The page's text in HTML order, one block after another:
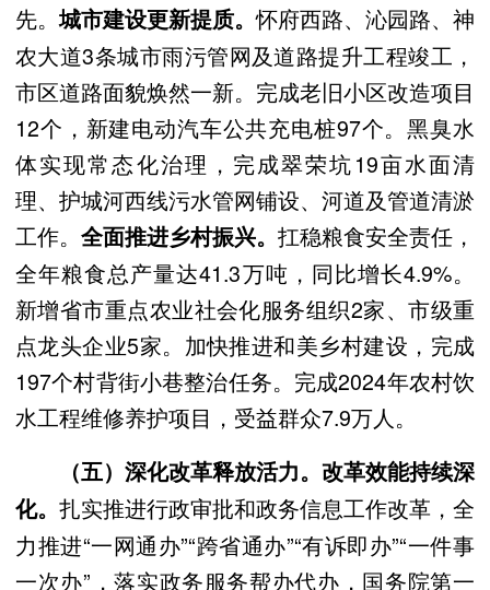
先。城市建设更新提质。怀府西路、沁园路、神
农大道3条城市雨污管网及道路提升工程竣工，
市区道路面貌焕然一新。完成老旧小区改造项目
12个，新建电动汽车公共充电桩97个。黑臭水
体实现常态化治理，完成翠荣坑19亩水面清
理、护城河西线污水管网铺设、河道及管道清淤
工作。 全面推进乡村振兴。 扛稳粮食安全责任，
全年粮食总产量达41.3万吨，同比增长4.9%。
新增省市重点农业社会化服务组织2家、市级重
点龙头企业5家。加快推进和美乡村建设，完成
197个村背街小巷整治任务。完成2024年农村饮
水工程维修养护项目，受益群众7.9万人。
（五）深化改革释放活力。改革效能持续深
化。 扎实推进行政审批和政务信息工作改革，全
力推进“一网通办”“跨省通办”“有诉即办”“一件事
一次办”，落实政务服务帮办代办，国务院第一